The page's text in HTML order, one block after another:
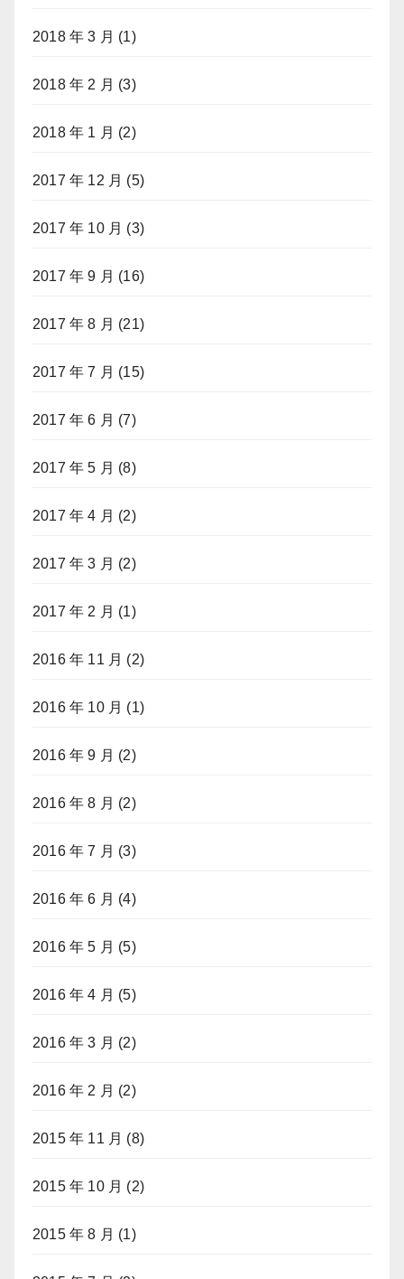
2018 年 3 月 (1)
2018 年 2 月 (3)
2018 年 1 月 (2)
2017 年 12 月 (5)
2017 年 10 月 (3)
2017 年 9 月 (16)
2017 年 8 月 (21)
2017 年 7 月 (15)
2017 年 6 月 (7)
2017 年 5 月 (8)
2017 年 4 月 (2)
2017 年 3 月 (2)
2017 年 2 月 (1)
2016 年 11 月 (2)
2016 年 10 月 (1)
2016 年 9 月 (2)
2016 年 8 月 (2)
2016 年 7 月 (3)
2016 年 6 月 (4)
2016 年 5 月 (5)
2016 年 4 月 (5)
2016 年 3 月 (2)
2016 年 2 月 (2)
2015 年 11 月 (8)
2015 年 10 月 (2)
2015 年 8 月 (1)